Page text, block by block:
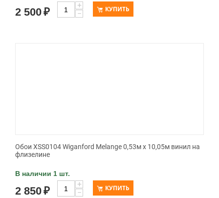
2 500₽
+
−
КУПИТЬ
Обои XSS0104 Wiganford Melange 0,53м x 10,05м винил на
флизелине
В наличии 1 шт.
2 850₽
+
−
КУПИТЬ